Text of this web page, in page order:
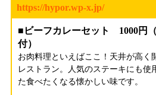
https://hypor.wp-x.jp/
■ビーフカレーセット 1000円
付）
お肉料理といえばここ！天井が高く
レストラン。人気のステーキにも使
た食べたくなる懐かしい味です。